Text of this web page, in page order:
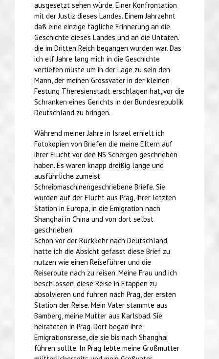
ausgesetzt sehen würde. Einer Konfrontation
mit der Justiz dieses Landes. Einem Jahrzehnt
daß eine einzige tägliche Erinnerung an die
Geschichte dieses Landes und an die Untaten.
die im Dritten Reich begangen wurden war. Das
ich elf Jahre lang mich in die Geschichte
vertiefen müste um in der Lage zu sein den
Mann, der meinen Grossvater in der kleinen
Festung Theresienstadt erschlagen hat, vor die
Schranken eines Gerichts in der Bundesrepublik
Deutschland zu bringen.
Während meiner Jahre in Israel erhielt ich
Fotokopien von Briefen die meine Eltern auf
ihrer Flucht vor den NS Schergen geschrieben
haben. Es waren knapp dreißig lange und
ausführliche zumeist
Schreibmaschinengeschriebene Briefe. Sie
wurden auf der Flucht aus Prag, ihrer letzten
Station in Europa, in die Emigration nach
Shanghai in China und von dort selbst
geschrieben.
Schon vor der Rückkehr nach Deutschland
hatte ich die Absicht gefasst diese Brief zu
nutzen wie einen Reiseführer und die
Reiseroute nach zu reisen. Meine Frau und ich
beschlossen, diese Reise in Etappen zu
absolvieren und fuhren nach Prag, der ersten
Station der Reise. Mein Vater stammte aus
Bamberg, meine Mutter aus Karlsbad. Sie
heirateten in Prag. Dort began ihre
Emigrationsreise, die sie bis nach Shanghai
führen sollte. In Prag lebte meine Großmutter